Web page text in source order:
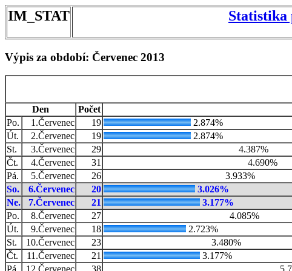
IM_STAT Statistika
Výpis za období: Červenec 2013
Den Počet
Po.
1.Červenec 19
2.874%
Út.
2.Červenec 19
2.874%
St.
3.Červenec 29
4.387%
Čt.
4.Červenec 31
4.690%
Pá.
5.Červenec 26
3.933%
So.
6.Červenec 20
3.026%
Ne.
7.Červenec 21
3.177%
Po.
8.Červenec 27
4.085%
Út.
9.Červenec 18
2.723%
St.
10.Červenec 23
3.480%
Čt.
11.Červenec 21
3.177%